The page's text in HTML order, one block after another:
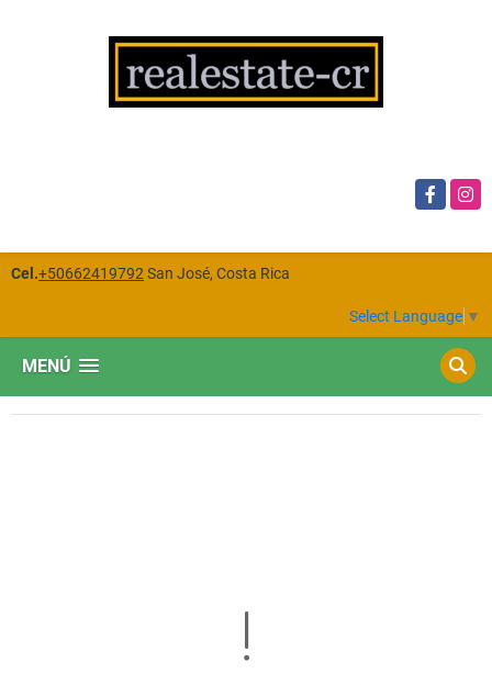
Facebook
Cel.+50662419792 San José, Costa Rica
Select Language ▼
MENÚ